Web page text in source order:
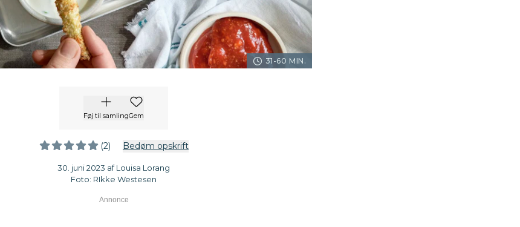
31-60 MIN.
Føj til samlingGem
(2) Bedøm opskrift
30. juni 2023 af Louisa Lorang
Foto: RIkke Westesen